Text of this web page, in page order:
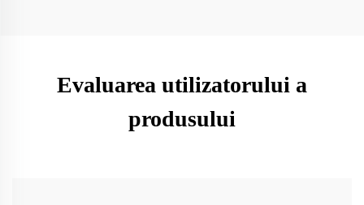
Evaluarea utilizatorului a
produsului